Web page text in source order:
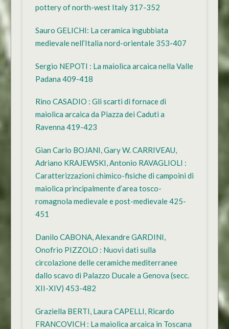
pottery of north-west Italy 317-352
Sauro GELICHI: La ceramica ingubbiata
medievale nell’Italia nord-orientale 353-407
Sergio NEPOTI : La maiolica arcaica nella Valle
Padana 409-418
Rino CASADIO : Gli scarti di fornace di
maiolica arcaica da Piazza dei Caduti a
Ravenna 419-423
Gian Carlo BOJANI, Gary W. CARRIVEAU,
Adriano KRAJEWSKI, Antonio RAVAGLIOLI :
Caratterizzazioni chimico-fisiche di campoini di
maiolica principalmente d’area tosco-
romagnola medievale e post-medievale 425-
451
Danilo CABONA, Alexandre GARDINI,
Onofrio PIZZOLO : Nuovi dati sulla
circolazione delle ceramiche mediterranee
dallo scavo di Palazzo Ducale a Genova (secc.
XII-XIV) 453-482
Graziella BERTI, Laura CAPELLI, Ricardo
FRANCOVICH : La maiolica arcaica in Toscana